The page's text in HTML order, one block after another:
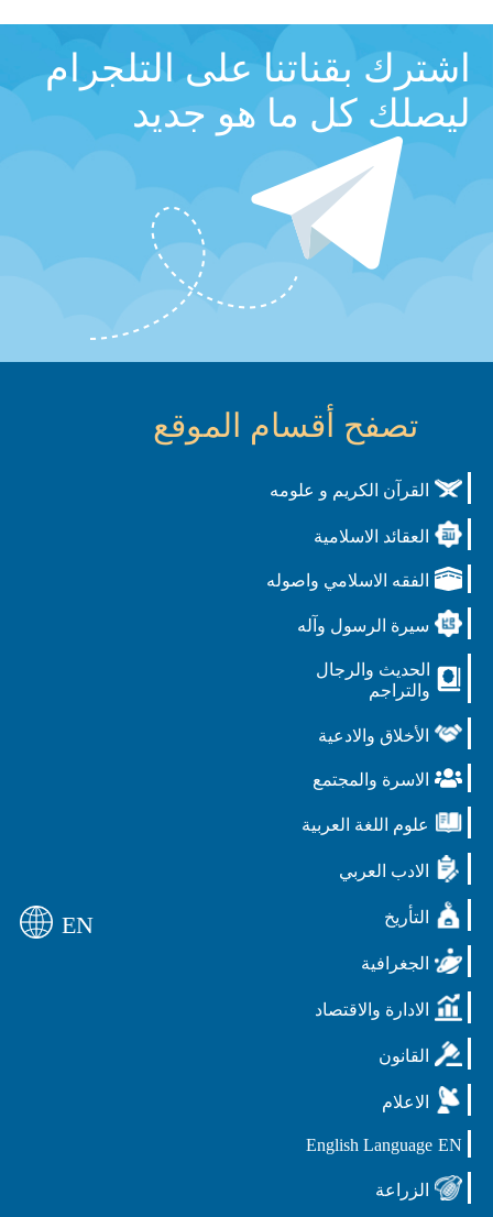
اشترك بقناتنا على التلجرام
ليصلك كل ما هو جديد
تصفح أقسام الموقع
القرآن الكريم و علومه
العقائد الاسلامية
الفقه الاسلامي واصوله
سيرة الرسول وآله
الحديث والرجال
والتراجم
الأخلاق والادعية
الاسرة والمجتمع
علوم اللغة العربية
الادب العربي
التأريخ
الجغرافية
الادارة والاقتصاد
القانون
الاعلام
EN
English Language
الزراعة
EN